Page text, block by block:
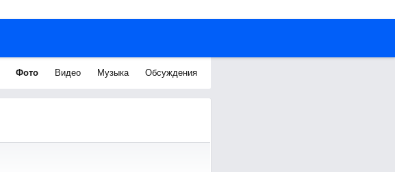
Фото Видео Музыка Обсуждения